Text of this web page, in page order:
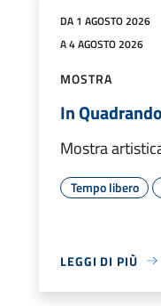
DA 1 AGOSTO 2026
A 4 AGOSTO 2026
MOSTRA
In
Mostra
Tempo libero
LEGGI DI PIÙ